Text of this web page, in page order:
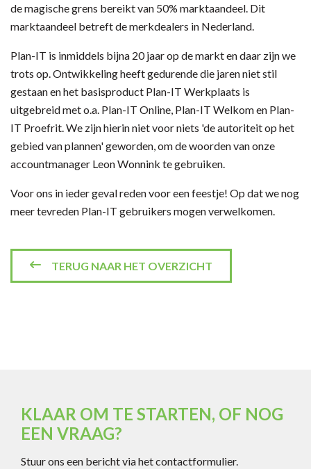
de magische grens bereikt van 50% marktaandeel. Dit
marktaandeel betreft de merkdealers in Nederland.
Plan-IT is inmiddels bijna 20 jaar op de markt en daar zijn we
trots op. Ontwikkeling heeft gedurende die jaren niet stil
gestaan en het basisproduct Plan-IT Werkplaats is
uitgebreid met o.a. Plan-IT Online, Plan-IT Welkom en Plan-
IT Proefrit. We zijn hierin niet voor niets 'de autoriteit op het
gebied van plannen' geworden, om de woorden van onze
accountmanager Leon Wonnink te gebruiken.
Voor ons in ieder geval reden voor een feestje! Op dat we nog
meer tevreden Plan-IT gebruikers mogen verwelkomen.
TERUG NAAR HET OVERZICHT
KLAAR OM TE STARTEN, OF NOG
EEN VRAAG?
Stuur ons een bericht via het contactformulier.